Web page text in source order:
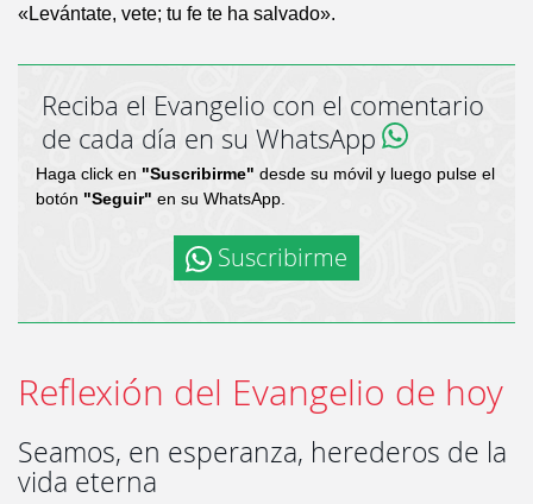
«Levántate, vete; tu fe te ha salvado».
Reciba el Evangelio con el comentario
de cada día en su WhatsApp
Haga click en "Suscribirme" desde su móvil y luego pulse el
botón "Seguir" en su WhatsApp.
Suscribirme
Reflexión del Evangelio de hoy
Seamos, en esperanza, herederos de la
vida eterna